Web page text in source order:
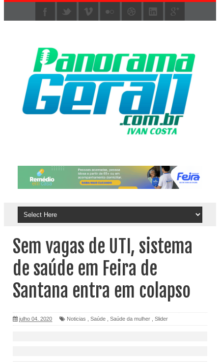
Sem vagas de UTI, sistema
de saúde em Feira de
Santana entra em colapso
julho 04, 2020 Noticias Saúde Saúde da mulher Slider